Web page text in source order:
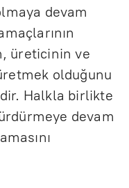
devam
üreticinin ve
olduğunu
Halkla birlikte
devam